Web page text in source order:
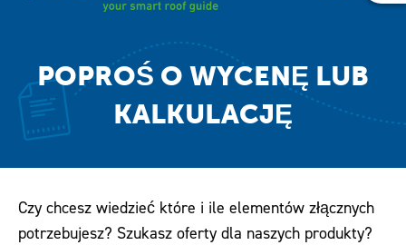
Systemy
Baza wiedzy
Pliki do pobrania
Czy chcesz wiedzieć które i ile elementów złącznych
potrzebujesz? Szukasz oferty dla naszych produkty?